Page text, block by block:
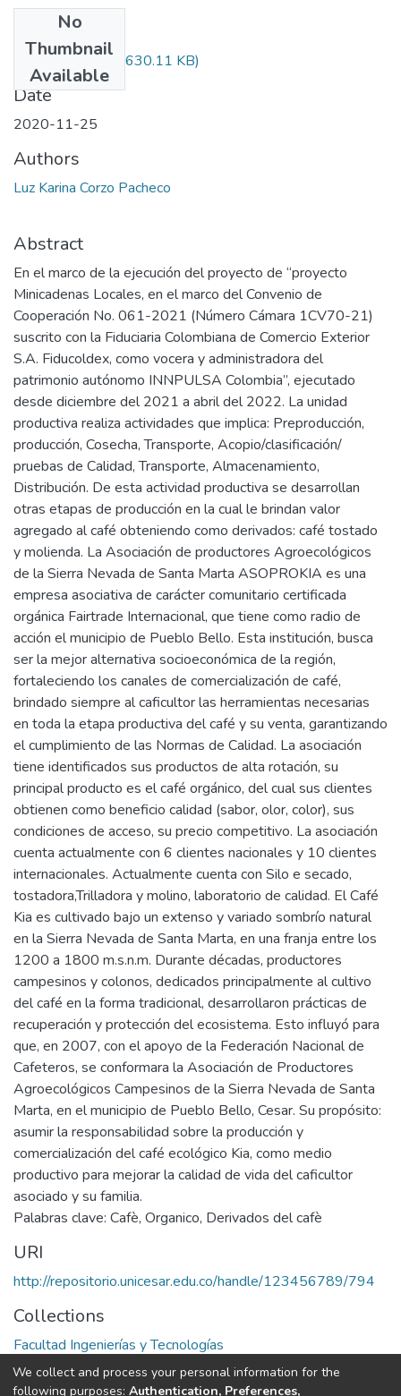
No
Thumbnail
Available
ASOPROKIA.pdf (630.11 KB)
Date
2020-11-25
Authors
Luz Karina Corzo Pacheco
Abstract
En el marco de la ejecución del proyecto de “proyecto
Minicadenas Locales, en el marco del Convenio de
Cooperación No. 061-2021 (Número Cámara 1CV70-21)
suscrito con la Fiduciaria Colombiana de Comercio Exterior
S.A. Fiducoldex, como vocera y administradora del
patrimonio autónomo INNPULSA Colombia”, ejecutado
desde diciembre del 2021 a abril del 2022. La unidad
productiva realiza actividades que implica: Preproducción,
producción, Cosecha, Transporte, Acopio/clasificación/
pruebas de Calidad, Transporte, Almacenamiento,
Distribución. De esta actividad productiva se desarrollan
otras etapas de producción en la cual le brindan valor
agregado al café obteniendo como derivados: café tostado
y molienda. La Asociación de productores Agroecológicos
de la Sierra Nevada de Santa Marta ASOPROKIA es una
empresa asociativa de carácter comunitario certificada
orgánica Fairtrade Internacional, que tiene como radio de
acción el municipio de Pueblo Bello. Esta institución, busca
ser la mejor alternativa socioeconómica de la región,
fortaleciendo los canales de comercialización de café,
brindado siempre al caficultor las herramientas necesarias
en toda la etapa productiva del café y su venta, garantizando
el cumplimiento de las Normas de Calidad. La asociación
tiene identificados sus productos de alta rotación, su
principal producto es el café orgánico, del cual sus clientes
obtienen como beneficio calidad (sabor, olor, color), sus
condiciones de acceso, su precio competitivo. La asociación
cuenta actualmente con 6 clientes nacionales y 10 clientes
internacionales. Actualmente cuenta con Silo e secado,
tostadora,Trilladora y molino, laboratorio de calidad. El Café
Kia es cultivado bajo un extenso y variado sombrío natural
en la Sierra Nevada de Santa Marta, en una franja entre los
1200 a 1800 m.s.n.m. Durante décadas, productores
campesinos y colonos, dedicados principalmente al cultivo
del café en la forma tradicional, desarrollaron prácticas de
recuperación y protección del ecosistema. Esto influyó para
que, en 2007, con el apoyo de la Federación Nacional de
Cafeteros, se conformara la Asociación de Productores
Agroecológicos Campesinos de la Sierra Nevada de Santa
Marta, en el municipio de Pueblo Bello, Cesar. Su propósito:
asumir la responsabilidad sobre la producción y
comercialización del café ecológico Kia, como medio
productivo para mejorar la calidad de vida del caficultor
asociado y su familia.
Palabras clave: Cafè, Organico, Derivados del cafè
URI
http://repositorio.unicesar.edu.co/handle/123456789/794
Collections
Facultad Ingenierías y Tecnologías
Full item page
We collect and process your personal information for the
following purposes: Authentication, Preferences,